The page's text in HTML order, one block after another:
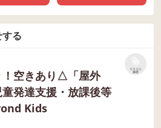
る
！空きあり△「屋外
発達支援・放課後等
Kids
リストに
保存